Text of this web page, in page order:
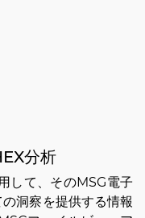
分析
して、そのMSG電子
洞察を提供する情報